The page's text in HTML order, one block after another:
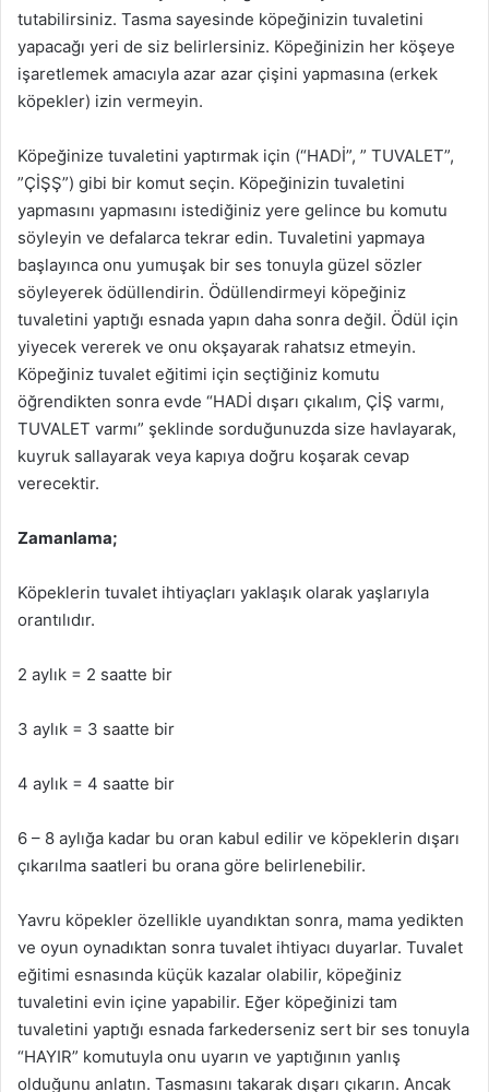
tutabilirsiniz. Tasma sayesinde köpeğinizin tuvaletini
yapacağı yeri de siz belirlersiniz. Köpeğinizin her köşeye
işaretlemek amacıyla azar azar çişini yapmasına (erkek
köpekler) izin vermeyin.
Köpeğinize tuvaletini yaptırmak için (“HADİ”, ” TUVALET”,
”ÇİŞŞ”) gibi bir komut seçin. Köpeğinizin tuvaletini
yapmasını yapmasını istediğiniz yere gelince bu komutu
söyleyin ve defalarca tekrar edin. Tuvaletini yapmaya
başlayınca onu yumuşak bir ses tonuyla güzel sözler
söyleyerek ödüllendirin. Ödüllendirmeyi köpeğiniz
tuvaletini yaptığı esnada yapın daha sonra değil. Ödül için
yiyecek vererek ve onu okşayarak rahatsız etmeyin.
Köpeğiniz tuvalet eğitimi için seçtiğiniz komutu
öğrendikten sonra evde “HADİ dışarı çıkalım, ÇİŞ varmı,
TUVALET varmı” şeklinde sorduğunuzda size havlayarak,
kuyruk sallayarak veya kapıya doğru koşarak cevap
verecektir.
Zamanlama;
Köpeklerin tuvalet ihtiyaçları yaklaşık olarak yaşlarıyla
orantılıdır.
2 aylık = 2 saatte bir
3 aylık = 3 saatte bir
4 aylık = 4 saatte bir
6 – 8 aylığa kadar bu oran kabul edilir ve köpeklerin dışarı
çıkarılma saatleri bu orana göre belirlenebilir.
Yavru köpekler özellikle uyandıktan sonra, mama yedikten
ve oyun oynadıktan sonra tuvalet ihtiyacı duyarlar. Tuvalet
eğitimi esnasında küçük kazalar olabilir, köpeğiniz
tuvaletini evin içine yapabilir. Eğer köpeğinizi tam
tuvaletini yaptığı esnada farkederseniz sert bir ses tonuyla
“HAYIR” komutuyla onu uyarın ve yaptığının yanlış
olduğunu anlatın. Tasmasını takarak dışarı çıkarın. Ancak